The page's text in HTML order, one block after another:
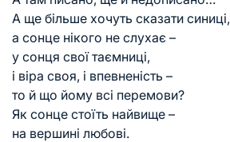
А ще більше хочуть сказати синиці,
а сонце нікого не слухає –
у сонця свої таємниці,
і віра своя, і впевненість –
то й що йому всі перемови?
Як сонце стоїть найвище –
на вершині любові.